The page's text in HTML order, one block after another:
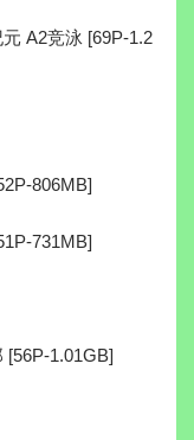
A2竞泳 [69P-1.2
806MB]
731MB]
[56P-1.01GB]